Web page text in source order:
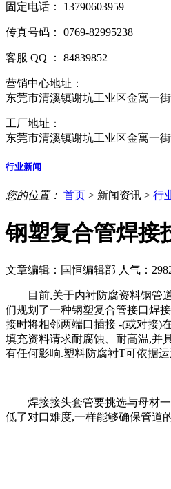
固定电话： 13790603959
传真号码： 0769-82995238
客服 QQ ： 84839852
营销中心地址：
东莞市清溪镇谢坑工业区金寓一
工厂地址：
东莞市清溪镇谢坑工业区金寓一
行业新闻
您的位置： 首页 > 新闻资讯 > 行
钢塑复合管焊接
文章编辑：国恒编辑部 人气：
目前,关于内衬防腐资料钢管道
们规划了一种钢塑复合管接口焊
接时将相邻两端口插接 -(或对接)
填充资料请求耐腐蚀、耐高温,并
有任何影响.塑料防腐衬T可依据
焊接接头套管要挑选与母材一
低了对口难度,一样能够确保管道